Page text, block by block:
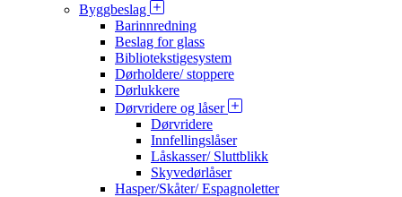
Byggbeslag
Barinnredning
Beslag for glass
Bibliotekstigesystem
Dørholdere/ stoppere
Dørlukkere
Dørvridere og låser
Dørvridere
Innfellingslåser
Låskasser/ Sluttblikk
Skyvedørlåser
Hasper/Skåter/ Espagnoletter